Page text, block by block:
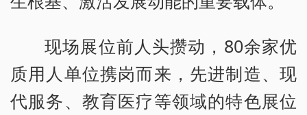
现场展位前人头攒动，80余家优
质用人单位携岗而来，先进制造、现
代服务、教育医疗等领域的特色展位